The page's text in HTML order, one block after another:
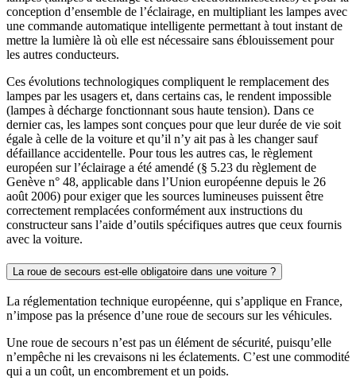
conception d’ensemble de l’éclairage, en multipliant les lampes avec
une commande automatique intelligente permettant à tout instant de
mettre la lumière là où elle est nécessaire sans éblouissement pour
les autres conducteurs.
Ces évolutions technologiques compliquent le remplacement des
lampes par les usagers et, dans certains cas, le rendent impossible
(lampes à décharge fonctionnant sous haute tension). Dans ce
dernier cas, les lampes sont conçues pour que leur durée de vie soit
égale à celle de la voiture et qu’il n’y ait pas à les changer sauf
défaillance accidentelle. Pour tous les autres cas, le règlement
européen sur l’éclairage a été amendé (§ 5.23 du règlement de
Genève n° 48, applicable dans l’Union européenne depuis le 26
août 2006) pour exiger que les sources lumineuses puissent être
correctement remplacées conformément aux instructions du
constructeur sans l’aide d’outils spécifiques autres que ceux fournis
avec la voiture.
La roue de secours est-elle obligatoire dans une voiture ?
La réglementation technique européenne, qui s’applique en France,
n’impose pas la présence d’une roue de secours sur les véhicules.
Une roue de secours n’est pas un élément de sécurité, puisqu’elle
n’empêche ni les crevaisons ni les éclatements. C’est une commodité
qui a un coût, un encombrement et un poids.